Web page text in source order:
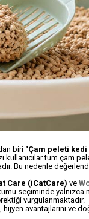
biri "Çam peleti kedi
tüm çam
Bu nedenle
Care (iCatCare) ve
seçiminde
vurgulanmaktadır.
avantajlarını ve